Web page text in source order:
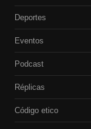
Deportes
Eventos
Podcast
Réplicas
Código etico